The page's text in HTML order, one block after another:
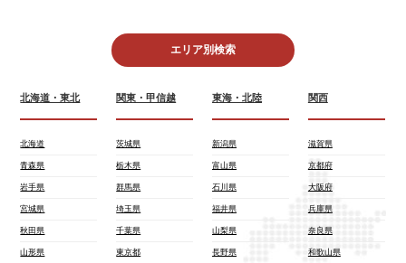
エリア別検索
北海道・東北
北海道
青森県
岩手県
宮城県
秋田県
山形県
関東・甲信越
茨城県
栃木県
群馬県
埼玉県
千葉県
東京都
東海・北陸
新潟県
富山県
石川県
福井県
山梨県
長野県
関西
滋賀県
京都府
大阪府
兵庫県
奈良県
和歌山県